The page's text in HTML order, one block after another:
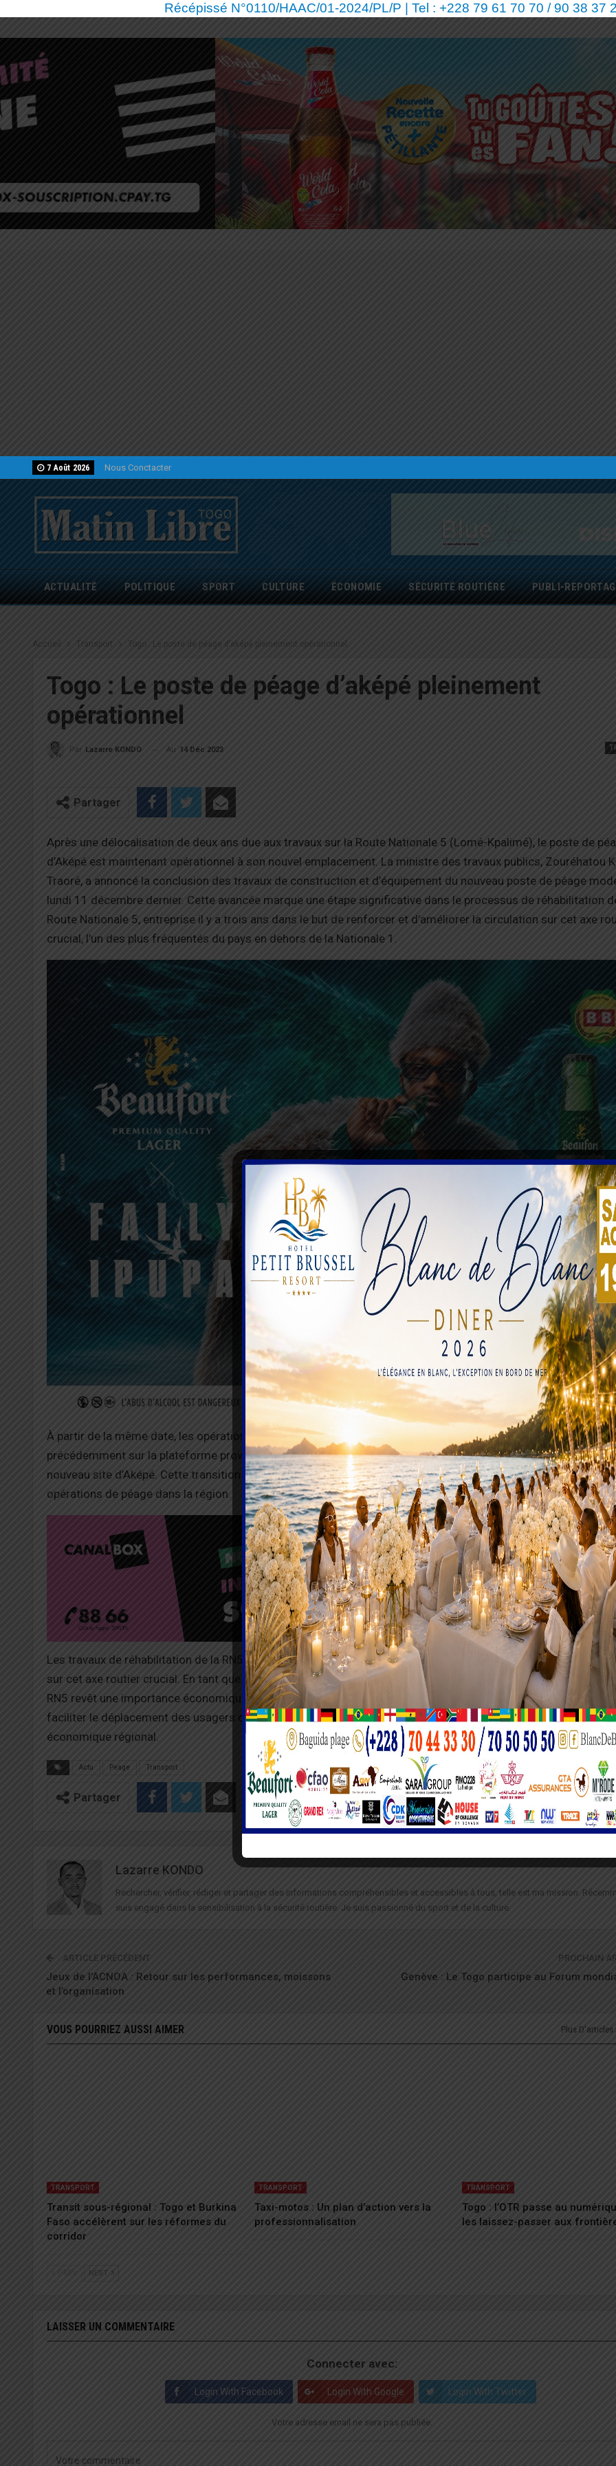
Récépissé N°0110/HAAC/01-2024/PL/P | Tel : +228 79 61 70 70 / 90 38 37
7 Août 2026 Nous Conctacter
ACTUALITÉ POLITIQUE SPORT CULTURE ÉCONOMIE SÉCURITÉ ROUTIÈRE PUBLI-
Accueil Transport Togo : Le poste de péage d’aképé pleinement opérationnel
Togo : Le poste de péage d’aképé pleinement
opérationnel
Par Lazarre KONDO Au 14 Déc 2023
Partager
Après une délocalisation de deux ans due aux travaux sur la Route Nationale 5 (Lomé-Kpalimé), le poste de
d’Aképé est maintenant opérationnel à son nouvel emplacement. La ministre des travaux publics, Zouréhatou
Traoré, a annoncé la conclusion des travaux de construction et d’équipement du nouveau poste de péage
lundi 11 décembre dernier. Cette avancée marque une étape significative dans le processus de réhabilitation
Route Nationale 5, entreprise il y a trois ans dans le but de renforcer et d’améliorer la circulation sur cet axe
crucial, l’un des plus fréquentés du pays en dehors de la Nationale 1.
À partir de la même date, les opérations de perception des droits d’usage de la route, qui se déroulaient
précédemment sur la plateforme provisoire en conteneurs de Sanguéra, ont été définitivement transférées
nouveau site d’Aképé. Cette transition marque la fin d’une période de délocalisation et renforce l’efficacité des
opérations de péage dans la région.
Les travaux de réhabilitation de la RN5, lancés il y a trois ans, visent à améliorer la fluidité et la sécurité de la
sur cet axe routier crucial. En tant que l’un des itinéraires les plus empruntés du pays en dehors de la Nationale
RN5 revêt une importance économique et logistique majeure. Les efforts entrepris contribueront non
faciliter le déplacement des usagers de la route, mais auront également un impact positif sur le
économique régional.
Actu Peage Transport
Partager
Lazarre KONDO
Rechercher, vérifier, rédiger et partager des informations compréhensibles et accessibles à tous, telle est ma mission.
suis engagé dans la sensibilisation à la sécurité routière. Je suis passionné du sport et de la culture.
ARTICLE PRÉCÉDENT
Jeux de l’ACNOA : Retour sur les performances, moissons
et l’organisation
PROCHAIN
Genève : Le Togo participe au Forum
VOUS POURRIEZ AUSSI AIMER Plus D'articles
TRANSPORT
Transit sous-régional : Togo et Burkina
Faso accélèrent sur les réformes du
corridor
TRANSPORT
Taxi-motos : Un plan d’action vers la
professionnalisation
TRANSPORT
Togo : l’OTR passe au
les laissez-passer aux
NEXT
LAISSER UN COMMENTAIRE
Connecter avec:
Login With Facebook Login With Google Login With Twitter
Votre adresse email ne sera pas publiée.